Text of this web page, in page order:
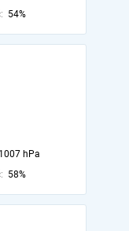
54%
1007 hPa
58%